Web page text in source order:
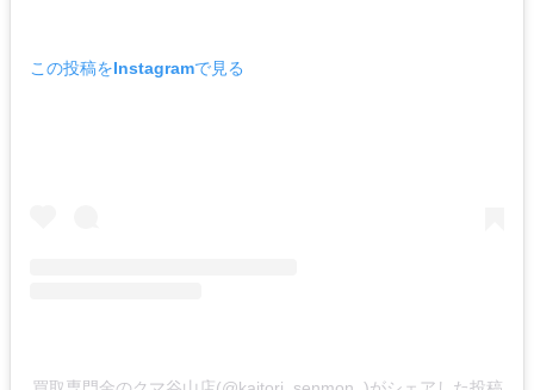
この投稿をInstagramで見る